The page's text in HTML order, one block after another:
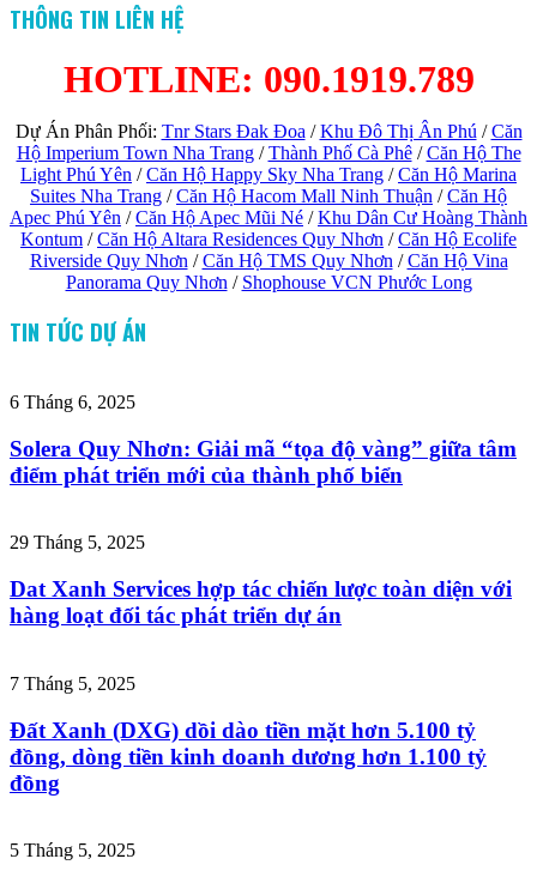
THÔNG TIN LIÊN HỆ
HOTLINE: 090.1919.789
Dự Án Phân Phối: Tnr Stars Đak Đoa /Khu Đô Thị Ân Phú /Căn
Hộ Imperium Town Nha Trang/Thành Phố Cà Phê/Căn Hộ The
Light Phú Yên /Căn Hộ Happy Sky Nha Trang /Căn Hộ Marina
Suites Nha Trang /Căn Hộ Hacom Mall Ninh Thuận /Căn Hộ
Apec Phú Yên /Căn Hộ Apec Mũi Né /Khu Dân Cư Hoàng Thành
Kontum /Căn Hộ Altara Residences Quy Nhơn /Căn Hộ Ecolife
Riverside Quy Nhơn /Căn Hộ TMS Quy Nhơn /Căn Hộ Vina
Panorama Quy Nhơn / Shophouse VCN Phước Long
TIN TỨC DỰ ÁN
6 Tháng 6, 2025
Solera Quy Nhơn: Giải mã “tọa độ vàng” giữa tâm
điểm phát triển mới của thành phố biển
29 Tháng 5, 2025
Dat Xanh Services hợp tác chiến lược toàn diện với
hàng loạt đối tác phát triển dự án
7 Tháng 5, 2025
Đất Xanh (DXG) dồi dào tiền mặt hơn 5.100 tỷ
đồng, dòng tiền kinh doanh dương hơn 1.100 tỷ
đồng
5 Tháng 5, 2025